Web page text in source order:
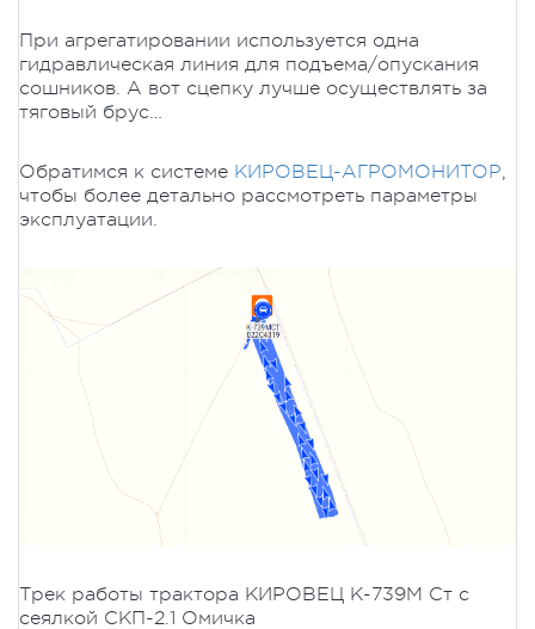
При агрегатировании используется одна
гидравлическая линия для подъема/опускания
сошников. А вот сцепку лучше осуществлять за
тяговый брус…
Обратимся к системе КИРОВЕЦ-АГРОМОНИТОР,
чтобы более детально рассмотреть параметры
эксплуатации.
Трек работы трактора КИРОВЕЦ К-739М Ст с
сеялкой СКП-2.1 Омичка